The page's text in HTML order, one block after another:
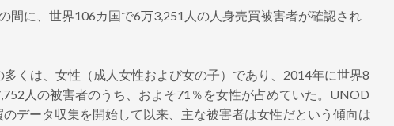
間に、世界106カ国で6万3,251人の人身売買被害者が確認され
多くは、女性（成人女性および女の子）であり、2014年に世界8
人の被害者のうち、およそ71％を女性が占めていた。UNOD
データ収集を開始して以来、主な被害者は女性だという傾向は